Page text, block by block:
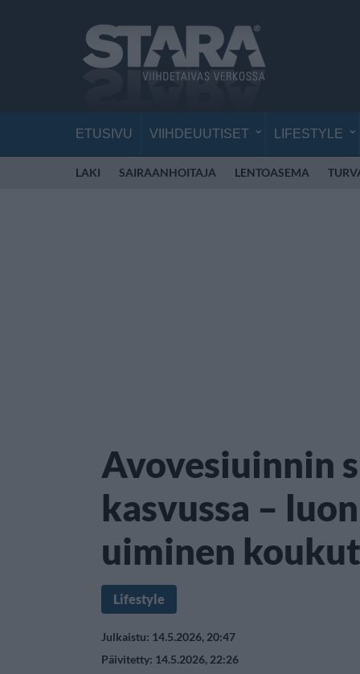
ETUSIVU VIIHDEUUTISET LIFESTYLE
LAKI SAIRAANHOITAJA LENTOASEMA
Avovesiuinnin
kasvussa –
uiminen
Lifestyle
Julkaistu: 14.5.2026, 20:47
Päivitetty: 14.5.2026, 22:26